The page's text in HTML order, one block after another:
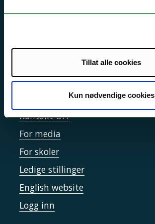
Tillat alle cookies
Kun nødvendige cookies
Informasjonskapsler
Tilgjengelighetserklæring
Kontakt UiT
For media
For skoler
Ledige stillinger
English website
Logg inn